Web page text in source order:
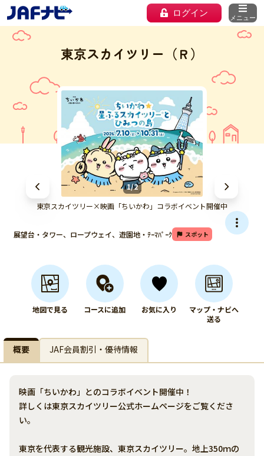
ログイン メニュー
東京スカイツリー（Ｒ）
1/2
東京スカイツリー×映画「ちいかわ」コラボイベント開催中
展望台・タワー、ロープウェイ、遊園地・ﾃｰﾏﾊﾟｰｸ スポット
地図で見る コースに追加 お気に入り
マップ・ナビへ
送る
概要 JAF会員割引・優待情報
映画「ちいかわ」とのコラボイベント開催中！
詳しくは東京スカイツリー公式ホームページをご覧くださ
い。
東京を代表する観光施設、東京スカイツリー。地上350ｍの